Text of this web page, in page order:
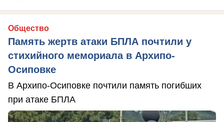
Общество
Память жертв атаки БПЛА почтили у
стихийного мемориала в Архипо-
Осиповке
В Архипо-Осиповке почтили память погибших
при атаке БПЛА